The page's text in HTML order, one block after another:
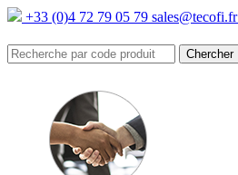
+33 (0)4 72 79 05 79 sales@tecofi.fr